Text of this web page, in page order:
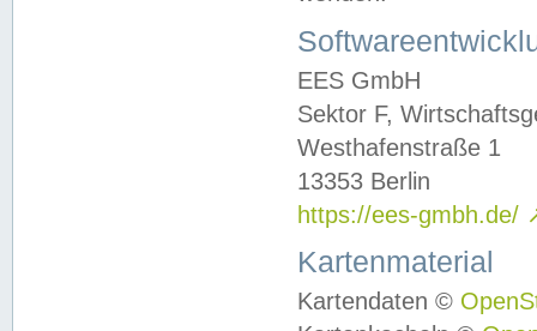
EES GmbH
Sektor F,
Westhafenstraße 1
13353 Berlin
https://ees-gmbh.de/
Kartenmaterial
Kartendaten ©